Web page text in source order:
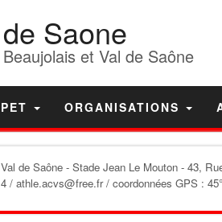
Saone
et Val de Saône
ORGANISATIONS
de Saône - Stade Jean Le Mouton - 43,
/ athle.acvs@free.fr / coordonnées GPS :